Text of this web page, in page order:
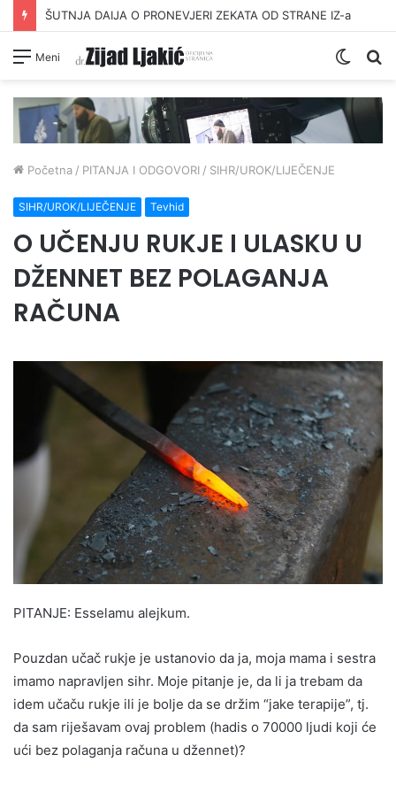
ŠUTNJA DAIJA O PRONEVJERI ZEKATA OD STRANE IZ-a
Meni
Switch
Početna / PITANJA I ODGOVORI / SIHR/UROK/LIJEČENJE
SIHR/UROK/LIJEČENJE Tevhid
O UČENJU RUKJE I ULASKU U
DŽENNET BEZ POLAGANJA
RAČUNA
PITANJE: Esselamu alejkum.
Pouzdan učač rukje je ustanovio da ja, moja mama i sestra
imamo napravljen sihr. Moje pitanje je, da li ja trebam da
idem učaču rukje ili je bolje da se držim “jake terapije”, tj.
da sam riješavam ovaj problem (hadis o 70000 ljudi koji će
ući bez polaganja računa u džennet)?